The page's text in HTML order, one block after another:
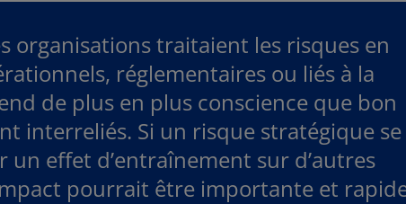
organisations traitaient les risques en
réglementaires ou liés à la
de plus en plus conscience que bon
interreliés. Si un risque stratégique se
effet d’entraînement sur d’autres
pourrait être importante et